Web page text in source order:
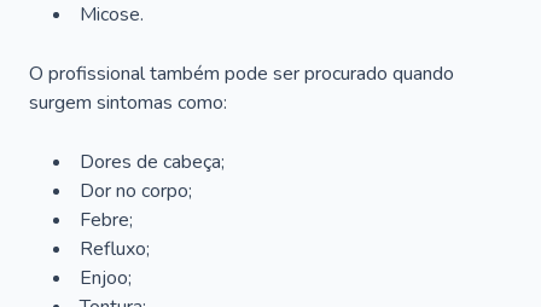
Micose.
O profissional também pode ser procurado quando
surgem sintomas como:
Dores de cabeça;
Dor no corpo;
Febre;
Refluxo;
Enjoo;